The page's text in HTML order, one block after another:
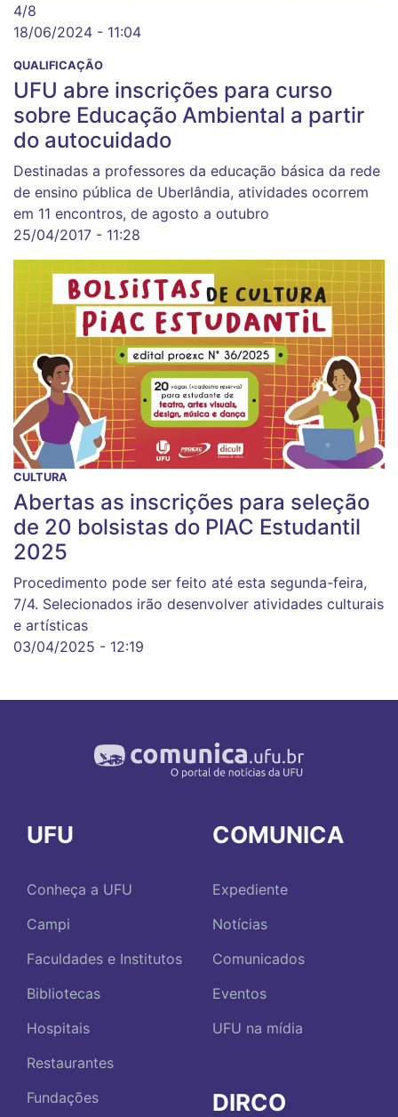
4/8
18/06/2024 - 11:04
QUALIFICAÇÃO
UFU abre inscrições para curso
sobre Educação Ambiental a partir
do autocuidado
Destinadas a professores da educação básica da rede
de ensino pública de Uberlândia, atividades ocorrem
em 11 encontros, de agosto a outubro
25/04/2017 - 11:28
CULTURA
Abertas as inscrições para seleção
de 20 bolsistas do PIAC Estudantil
2025
Procedimento pode ser feito até esta segunda-feira,
7/4. Selecionados irão desenvolver atividades culturais
e artísticas
03/04/2025 - 12:19
UFU
Conheça a UFU
Campi
Faculdades e Institutos
Bibliotecas
Hospitais
Restaurantes
Fundações
COMUNICA
Expediente
Notícias
Comunicados
Eventos
UFU na mídia
DIRCO